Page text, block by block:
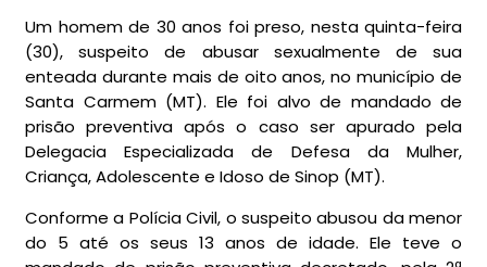
Um homem de 30 anos foi preso, nesta quinta-feira
(30), suspeito de abusar sexualmente de sua
enteada durante mais de oito anos, no município de
Santa Carmem (MT). Ele foi alvo de mandado de
prisão preventiva após o caso ser apurado pela
Delegacia Especializada de Defesa da Mulher,
Criança, Adolescente e Idoso de Sinop (MT).
Conforme a Polícia Civil, o suspeito abusou da menor
do 5 até os seus 13 anos de idade. Ele teve o